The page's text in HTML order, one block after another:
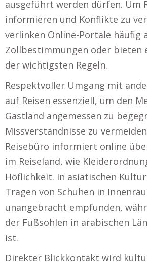
ausgeführt werden dürfen. Um
informieren und Konflikte zu
verlinken Online-Portale häufig
Zollbestimmungen oder bieten
der wichtigsten Regeln.
Respektvoller Umgang mit
auf Reisen essenziell, um den
Gastland angemessen zu
Missverständnisse zu
Reisebüro informiert online
im Reiseland, wie
Höflichkeit. In asiatischen
Tragen von Schuhen in
unangebracht empfunden,
der Fußsohlen in arabischen
ist.
Direkter Blickkontakt wird